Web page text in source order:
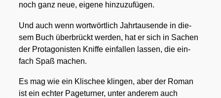
noch ganz neue, eige­ne hin­zu­zu­fü­gen.
Und auch wenn wort­wört­lich Jahr­tau­sen­de in die­
sem Buch über­brückt wer­den, hat er sich in Sachen
der Prot­ago­nis­ten Knif­fe ein­fal­len las­sen, die ein­
fach Spaß machen.
Es mag wie ein Kli­schee klin­gen, aber der Roman
ist ein ech­ter Page­tur­ner, unter ande­rem auch